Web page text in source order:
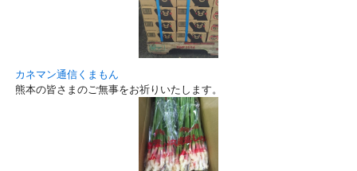
カネマン通信くまもん
熊本の皆さまのご無事をお祈りいたします。